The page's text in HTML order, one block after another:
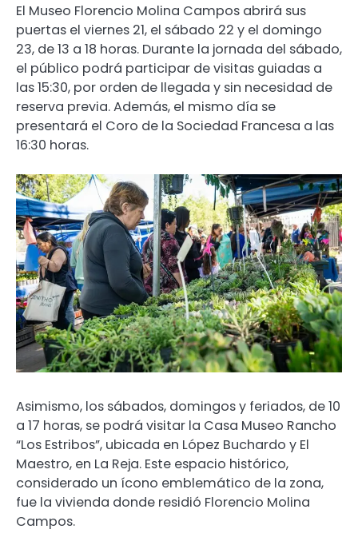
El Museo Florencio Molina Campos abrirá sus
puertas el viernes 21, el sábado 22 y el domingo
23, de 13 a 18 horas. Durante la jornada del sábado,
el público podrá participar de visitas guiadas a
las 15:30, por orden de llegada y sin necesidad de
reserva previa. Además, el mismo día se
presentará el Coro de la Sociedad Francesa a las
16:30 horas.
Asimismo, los sábados, domingos y feriados, de 10
a 17 horas, se podrá visitar la Casa Museo Rancho
“Los Estribos”, ubicada en López Buchardo y El
Maestro, en La Reja. Este espacio histórico,
considerado un ícono emblemático de la zona,
fue la vivienda donde residió Florencio Molina
Campos.